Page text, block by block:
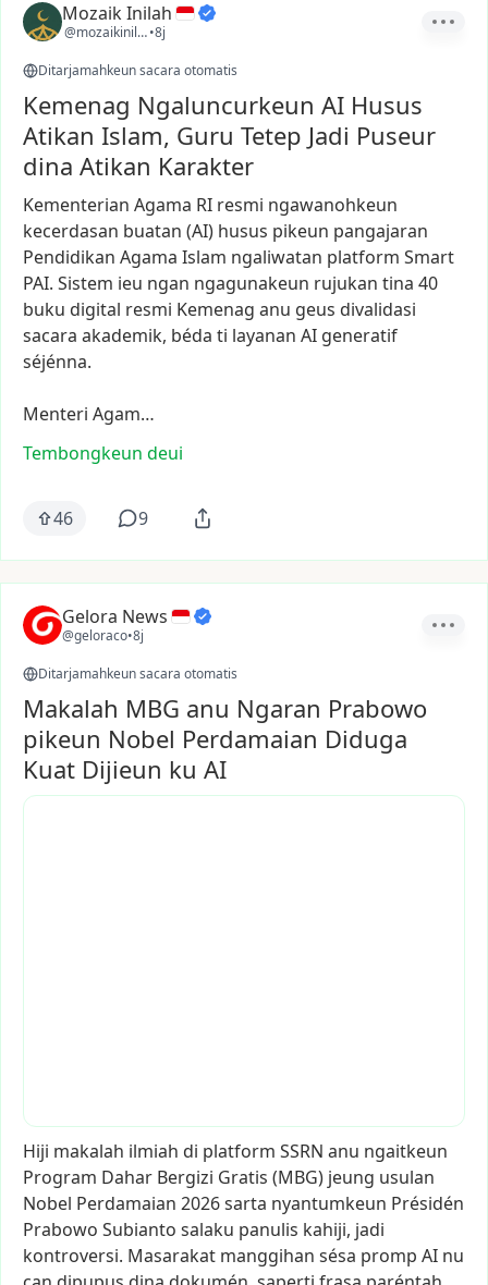
Mozaik Inilah
@mozaikinilah•8j
Ditarjamahkeun sacara otomatis
Kemenag Ngaluncurkeun AI Husus
Atikan Islam, Guru Tetep Jadi Puseur
dina Atikan Karakter
Kementerian Agama RI resmi ngawanohkeun
kecerdasan buatan (AI) husus pikeun pangajaran
Pendidikan Agama Islam ngaliwatan platform Smart
PAI. Sistem ieu ngan ngagunakeun rujukan tina 40
buku digital resmi Kemenag anu geus divalidasi
sacara akademik, béda ti layanan AI generatif
séjénna.
Menteri Agam…
Tembongkeun deui
46 9
Gelora News
@geloraco•8j
Ditarjamahkeun sacara otomatis
Makalah MBG anu Ngaran Prabowo
pikeun Nobel Perdamaian Diduga
Kuat Dijieun ku AI
Hiji makalah ilmiah di platform SSRN anu ngaitkeun
Program Dahar Bergizi Gratis (MBG) jeung usulan
Nobel Perdamaian 2026sarta nyantumkeun Présidén
Prabowo Subianto salaku panulis kahiji, jadi
kontroversi. Masarakat manggihan sésa promp AI nu